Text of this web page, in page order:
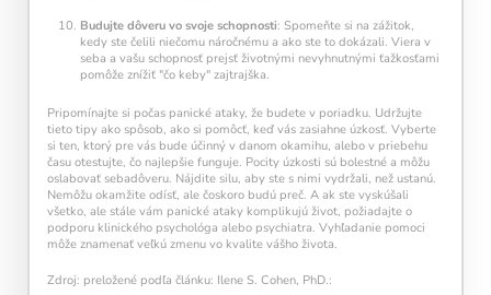
Budujte dôveru vo svoje schopnosti: Spomeňte si na zážitok,
kedy ste čelili niečomu náročnému a ako ste to dokázali. Viera v
seba a vašu schopnosť prejsť životnými nevyhnutnými ťažkosťami
pomôže znížiť "čo keby" zajtrajška.
Pripomínajte si počas panické ataky, že budete v poriadku. Udržujte
tieto tipy ako spôsob, ako si pomôcť, keď vás zasiahne úzkosť. Vyberte
si ten, ktorý pre vás bude účinný v danom okamihu, alebo v priebehu
času otestujte, čo najlepšie funguje. Pocity úzkosti sú bolestné a môžu
oslabovať sebadôveru. Nájdite silu, aby ste s nimi vydržali, než ustanú.
Nemôžu okamžite odísť, ale čoskoro budú preč. A ak ste vyskúšali
všetko, ale stále vám panické ataky komplikujú život, požiadajte o
podporu klinického psychológa alebo psychiatra. Vyhľadanie pomoci
môže znamenať veľkú zmenu vo kvalite vášho života.
Zdroj: preložené podľa článku: Ilene S. Cohen, PhD.: